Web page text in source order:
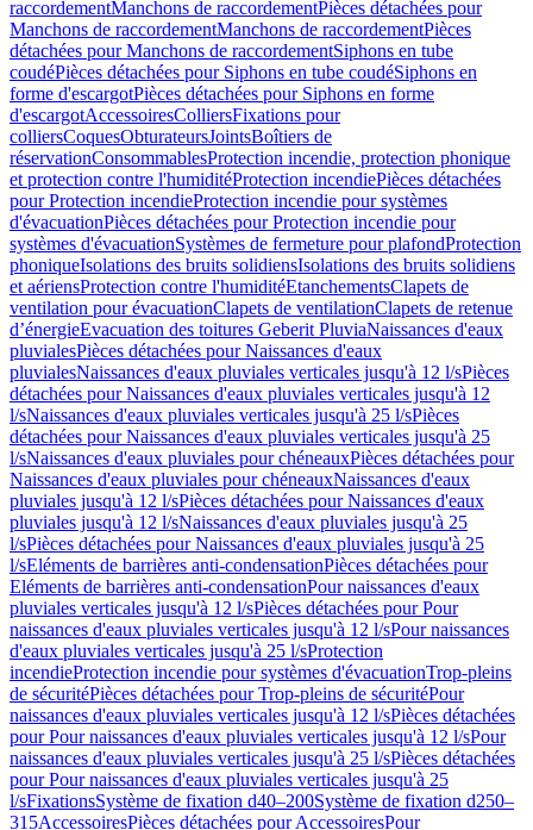
raccordementManchons de raccordementPièces détachées pour
Manchons de raccordementManchons de raccordementPièces
détachées pour Manchons de raccordementSiphons en tube
coudéPièces détachées pour Siphons en tube coudéSiphons en
forme d'escargotPièces détachées pour Siphons en forme
d'escargotAccessoiresColliersFixations pour
colliersCoquesObturateursJointsBoîtiers de
réservationConsommablesProtection incendie, protection phonique
et protection contre l'humiditéProtection incendiePièces détachées
pour Protection incendieProtection incendie pour systèmes
d'évacuationPièces détachées pour Protection incendie pour
systèmes d'évacuationSystèmes de fermeture pour plafondProtection
phoniqueIsolations des bruits solidiensIsolations des bruits solidiens
et aériensProtection contre l'humiditéEtanchementsClapets de
ventilation pour évacuationClapets de ventilationClapets de retenue
d’énergieEvacuation des toitures Geberit PluviaNaissances d'eaux
pluvialesPièces détachées pour Naissances d'eaux
pluvialesNaissances d'eaux pluviales verticales jusqu'à 12 l/sPièces
détachées pour Naissances d'eaux pluviales verticales jusqu'à 12
l/sNaissances d'eaux pluviales verticales jusqu'à 25 l/sPièces
détachées pour Naissances d'eaux pluviales verticales jusqu'à 25
l/sNaissances d'eaux pluviales pour chéneauxPièces détachées pour
Naissances d'eaux pluviales pour chéneauxNaissances d'eaux
pluviales jusqu'à 12 l/sPièces détachées pour Naissances d'eaux
pluviales jusqu'à 12 l/sNaissances d'eaux pluviales jusqu'à 25
l/sPièces détachées pour Naissances d'eaux pluviales jusqu'à 25
l/sEléments de barrières anti-condensationPièces détachées pour
Eléments de barrières anti-condensationPour naissances d'eaux
pluviales verticales jusqu'à 12 l/sPièces détachées pour Pour
naissances d'eaux pluviales verticales jusqu'à 12 l/sPour naissances
d'eaux pluviales verticales jusqu'à 25 l/sProtection
incendieProtection incendie pour systèmes d'évacuationTrop-pleins
de sécuritéPièces détachées pour Trop-pleins de sécuritéPour
naissances d'eaux pluviales verticales jusqu'à 12 l/sPièces détachées
pour Pour naissances d'eaux pluviales verticales jusqu'à 12 l/sPour
naissances d'eaux pluviales verticales jusqu'à 25 l/sPièces détachées
pour Pour naissances d'eaux pluviales verticales jusqu'à 25
l/sFixationsSystème de fixation d40–200Système de fixation d250–
315AccessoiresPièces détachées pour AccessoiresPour